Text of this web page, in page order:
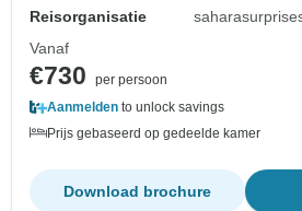
Reisorganisatie
Vanaf
€730
per persoon
Aanmelden to unlock savings
Prijs gebaseerd op gedeelde kamer
Download brochure